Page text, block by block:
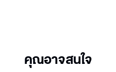
คุณอาจสนใจ